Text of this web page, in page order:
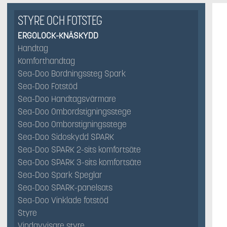
STYRE OCH FOTSTEG
ERGOLOCK-KNÄSKYDD
Handtag
Komforthandtag
Sea-Doo Bordningssteg Spark
Sea-Doo Fotstöd
Sea-Doo Handtagsvärmare
Sea-Doo Ombordstigningsstege
Sea-Doo Omborstigningsstege
Sea-Doo Sidoskydd SPARK
Sea-Doo SPARK 2-sits komfortsäte
Sea-Doo SPARK 3-sits komfortsäte
Sea-Doo Spark Speglar
Sea-Doo SPARK-panelsats
Sea-Doo Vinklade fotstöd
Styre